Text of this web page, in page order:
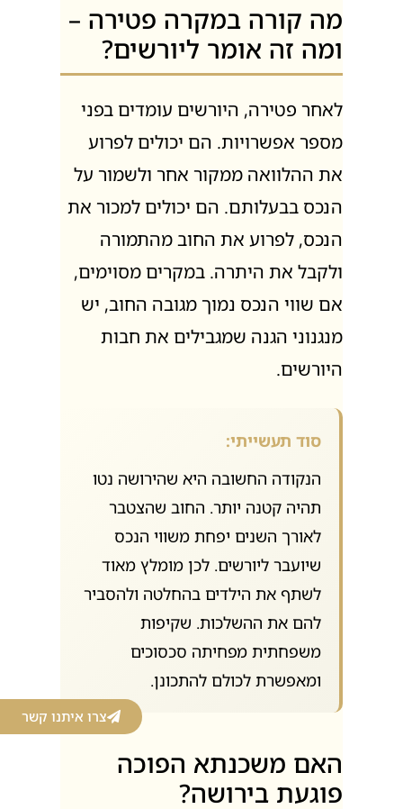
מה קורה במקרה פטירה –
ומה זה אומר ליורשים?
לאחר פטירה, היורשים עומדים בפני
מספר אפשרויות. הם יכולים לפרוע
את ההלוואה ממקור אחר ולשמור על
הנכס בבעלותם. הם יכולים למכור את
הנכס, לפרוע את החוב מהתמורה
ולקבל את היתרה. במקרים מסוימים,
אם שווי הנכס נמוך מגובה החוב, יש
מנגנוני הגנה שמגבילים את חבות
היורשים.
סוד תעשייתי:
הנקודה החשובה היא שהירושה נטו
תהיה קטנה יותר. החוב שהצטבר
לאורך השנים יפחת משווי הנכס
שיועבר ליורשים. לכן מומלץ מאוד
לשתף את הילדים בהחלטה ולהסביר
להם את ההשלכות. שקיפות
משפחתית מפחיתה סכסוכים
ומאפשרת לכולם להתכונן.
האם משכנתא הפוכה
פוגעת בירושה?
צרו איתנו קשר